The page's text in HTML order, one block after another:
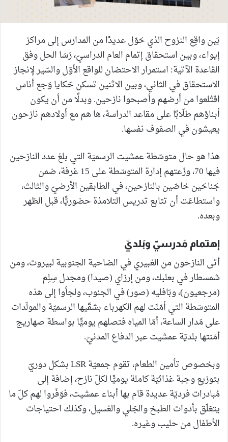
بَين واقِع النزوح الذي حَوّل عديدًا من المدارس إلى مراكز
إيواء، وبين استحقاق إتمام العام الدراسيّ، رَسَا الحل وفق
القاعدة الآتية: استمرار الاحتضان للواقع الأوّل والسّير لإنجاز
الاستحقاق في الثاني، وبين الاثنين تسكن حَكايا وَجع أناس
اقتُلعوا من أرضهم وأصبحوا نازحين. وبدلًا من أن يكون
أبناؤهم طلّابًا على مقاعد الدراسة، ها هم مع أولادهم نازحون
يعيشون في الصفوف نفسها.
هذا هو حال متوسّطة عمشيت الرسميّة التي بلغ عدد النازحين
فيها 70، وزّعتهم إدارة المتوسّطة على 15 غرفة، ضمن
جَناحَين خاصّين بالنازحين، في الطابقين الأرضيّ والثالث،
واستطاعَت أن تتابع تدريس التلامذة حضوريًّا، قبل الظهر
وبعده.
إهتمام مَدرسيّ وبَلديّ
أتى النازحون من الغبيري في الضاحية الجنوبية لبيروت، ومن
شمسطار في بعلبك، ومن إرزاي (صيدا) ومجدل سِلِم
(مرجعيون)، وبَافليه (صور) في الجنوب، ولجأوا إلى هذه
المتوسّطة التي أمّنَت لهم الكهرباء بشقّيها الرسميّة والمولّدات
على مَدار الساعة، أمّا المياه فتصلهم يوميًّا بواسطة صهاريج
أمّنتها بلديّة عمشيت عبر الدفاع المدنيّ.
وبخصوص تأمين الطعام، تقوم جمعيّة LSR بشكل دوريّ
بتوزيع وجبة غذائيّة كاملة يوميًّا لكلّ نازح، إضافة إلى
مُبادرات فرديّة عديدة قام بها أبناء عمشيت، فوَفّروا لهم كلّ ما
يتعَلّق بأدوات الطبخ والجَلي والغسيل، وكذلك احتياجات
الأطفال من حليب وغيره.